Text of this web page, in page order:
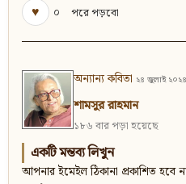
♥
০ পরে পড়বো
অন্যান্য কবিতা ২৪ জুলাই ২০২৪
শামসুর রাহমান
১৮৬ বার পড়া হয়েছে
একটি মন্তব্য লিখুন
আপনার ইমেইল ঠিকানা প্রকাশিত হবে